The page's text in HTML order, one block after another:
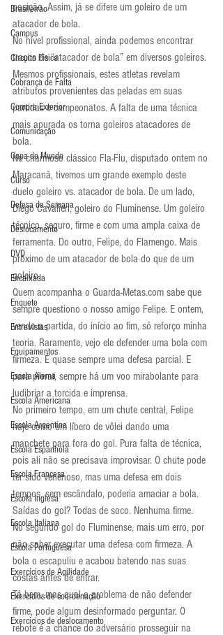
Brasileirão
Campus
Circuito Físico
Cobrança de Falta
Compra Exterior
Comunicação
Copa do Mundo
Curso
Defesa da Semana
Deslocamento
DVD
Encaixada
Enquete
Entrevistas
Equipamentos
Escola Alemã
Escola Americana
Escola Argentina
Escola Espanhola
Escola Francesa
Escola Inglesa
Escola Italiana
Escola Portuguesa
Exercícios de Agilidade
Exercícios de coordenação
Exercícios de deslocamento
posição. Assim, já se difere um goleiro de um
atacador de bola.
No nível profissional, ainda podemos encontrar
traços de “atacador de bola” em diversos goleiros.
Mesmos profissionais, estes atletas revelam
atributos provenientes das peladas em suas
partidas e campeonatos. A falta de uma técnica
mais apurada os torna goleiros atacadores de
bola.
No charmoso clássico Fla-Flu, disputado ontem no
Maracanã, tivemos um grande exemplo deste
duelo goleiro vs. atacador de bola. De um lado,
Diego Cavalieri, goleiro do Fluminense. Um goleiro
técnico, seguro, firme e com uma ampla caixa de
ferramenta. Do outro, Felipe, do Flamengo. Mais
próximo de um atacador de bola do que de um
goleiro.
Quem acompanha o Guarda-Metas.com sabe que
sempre questiono o nosso amigo Felipe. E ontem,
vendo a partida, do início ao fim, só reforço minha
teoria. Raramente, vejo ele defender uma bola com
firmeza. É quase sempre uma defesa parcial. E
para piorar, sempre há um voo mirabolante para
ludibriar a torcida e imprensa.
No primeiro tempo, em um chute central, Felipe
haje como um líbero de vôlei dando uma
manchete para fora do gol. Pura falta de técnica,
pois ali não se precisava improvisar. O chute pode
ter sido venenoso, mas uma defesa em dois
tempos, sem escândalo, poderia amaciar a bola.
Saídas do gol? Todas de soco. Nenhuma firme.
No segundo gol do Fluminense, mais um erro, por
não saber executar uma defesa com firmeza. A
bola o escapuliu e acabou batendo nas suas
costas antes de entrar.
Tá bem, mas qual o problema de não defender
firme, pode algum desinformado perguntar. O
rebote é a chance do adversário prosseguir na